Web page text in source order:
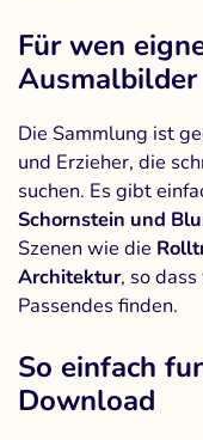
Für wen
Ausmalbilder
Die Sammlung ist
und Erzieher, die
suchen. Es gibt
Schornstein und
Szenen wie die
Architektur, so
Passendes finden.
So einfach
Download